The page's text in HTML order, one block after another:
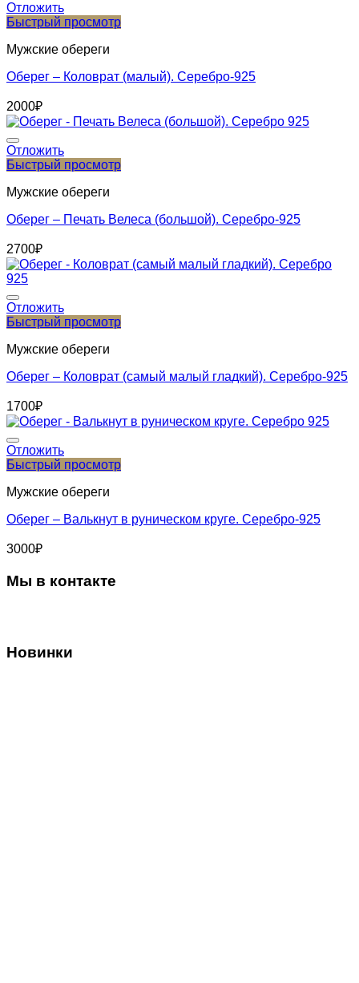
Отложить
Быстрый просмотр
Мужские обереги
Оберег – Коловрат (малый). Серебро-925
2000₽
Отложить
Быстрый просмотр
Мужские обереги
Оберег – Печать Велеса (большой). Серебро-925
2700₽
Отложить
Быстрый просмотр
Мужские обереги
Оберег – Коловрат (самый малый гладкий). Серебро-925
1700₽
Отложить
Быстрый просмотр
Мужские обереги
Оберег – Валькнут в руническом круге. Серебро-925
3000₽
Мы в контакте
Новинки